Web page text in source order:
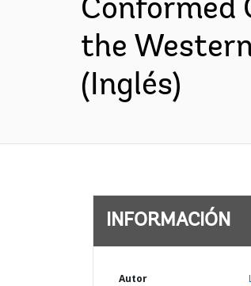
Conformed
the
(Inglés)
INFORMACIÓN
Autor